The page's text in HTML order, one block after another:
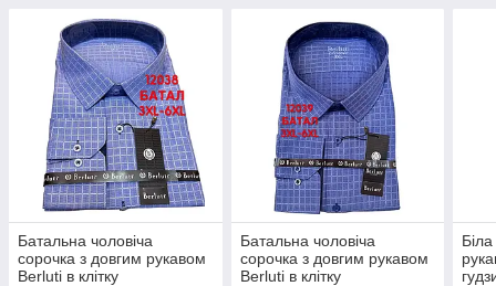
Батальна чоловіча
сорочка з довгим рукавом
Berluti в клітку
Батальна чоловіча
сорочка з довгим рукавом
Berluti в клітку